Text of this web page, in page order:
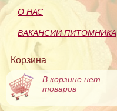
О НАС
ВАКАНСИИ ПИТОМНИКА
Корзина
В корзине нет
товаров